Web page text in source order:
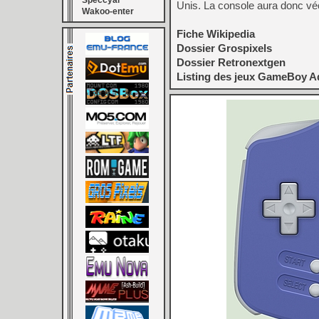
Wakoo-enter
Unis. La console aura donc
Fiche Wikipedia
Dossier Grospixels
Dossier Retronextgen
Listing des jeux GameBoy